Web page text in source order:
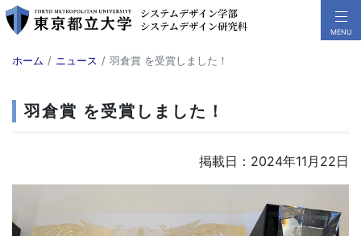
ホーム ニュース 羽倉賞 を受賞しました！
羽倉賞 を受賞しました！
掲載日：2024年11月22日